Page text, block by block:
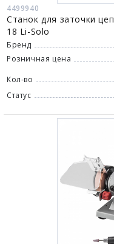
4499940
Станок для заточки
18 Li-Solo
Бренд
Розничная цена
Кол-во
Статус